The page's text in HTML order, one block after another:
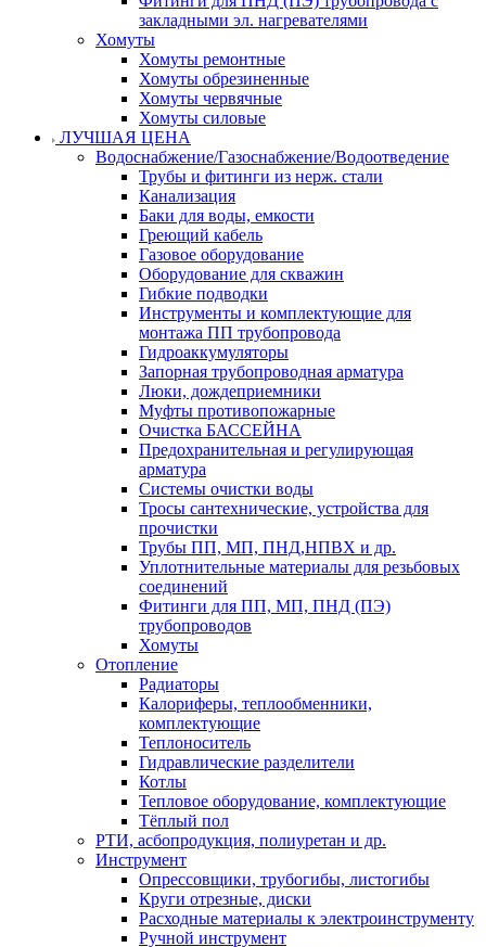
закладными эл. нагревателями
Хомуты
Хомуты ремонтные
Хомуты обрезиненные
Хомуты червячные
Хомуты силовые
ЛУЧШАЯ ЦЕНА
Водоснабжение/Газоснабжение/Водоотведение
Трубы и фитинги из нерж. стали
Канализация
Баки для воды, емкости
Греющий кабель
Газовое оборудование
Оборудование для скважин
Гибкие подводки
Инструменты и комплектующие для
монтажа ПП трубопровода
Гидроаккумуляторы
Запорная трубопроводная арматура
Люки, дождеприемники
Муфты противопожарные
Очистка БАССЕЙНА
Предохранительная и регулирующая
арматура
Системы очистки воды
Тросы сантехнические, устройства для
прочистки
Трубы ПП, МП, ПНД,НПВХ и др.
Уплотнительные материалы для резьбовых
соединений
Фитинги для ПП, МП, ПНД (ПЭ)
трубопроводов
Хомуты
Отопление
Радиаторы
Калориферы, теплообменники,
комплектующие
Теплоноситель
Гидравлические разделители
Котлы
Тепловое оборудование, комплектующие
Тёплый пол
РТИ, асбопродукция, полиуретан и др.
Инструмент
Опрессовщики, трубогибы, листогибы
Круги отрезные, диски
Расходные материалы к электроинструменту
Ручной инструмент